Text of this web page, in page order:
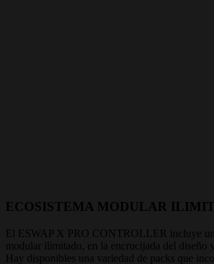
ECOSISTEMA MODULAR
El ESWAP X PRO CONTROLLER incluye un
modular ilimitado, en la encrucijada del diseño
Hay disponibles una variedad de packs que